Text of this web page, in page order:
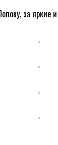
за яркие